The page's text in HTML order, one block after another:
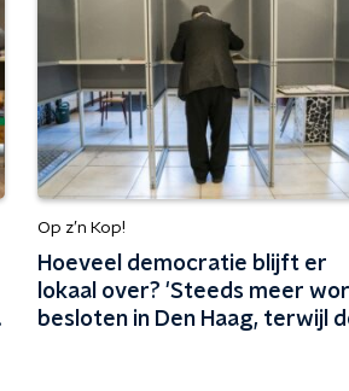
Op z’n Kop!
Hoeveel democratie blijft er
lokaal over? 'Steeds meer
besloten in Den Haag, terwijl